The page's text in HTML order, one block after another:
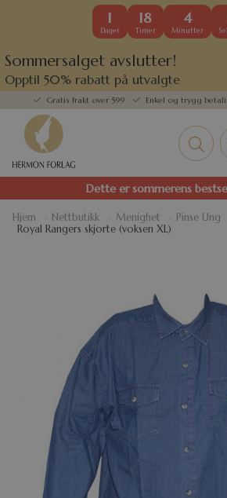
1
Dager
18
Timer
4
Minutter
Sommersalget avslutter!
Opptil 50% rabatt på utvalgte
kundefavoritter
Gratis frakt over 599 Enkel og trygg
Dette er sommerens
Hjem Nettbutikk Menighet Pinse Ung
Royal Rangers skjorte (voksen XL)